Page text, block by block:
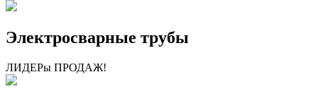
Электросварные трубы
ЛИДЕРы ПРОДАЖ!